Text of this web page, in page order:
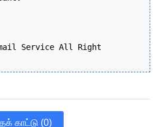
Service All Right
காட்டு (0)